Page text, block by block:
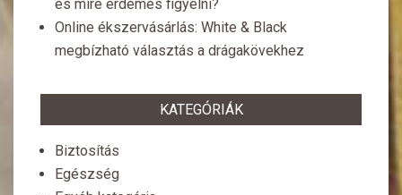
és mire érdemes figyelni?
Online ékszervásárlás: White & Black
megbízható választás a drágakövekhez
KATEGÓRIÁK
Biztosítás
Egészség